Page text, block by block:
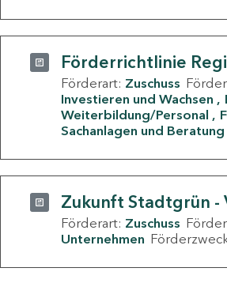
Förderrichtlinie
Förderart: Zuschuss
Investieren und Wachsen
Weiterbildung/Personal
Sachanlagen und Beratung
Zukunft Stadtgrün -
Förderart: Zuschuss
Unternehmen